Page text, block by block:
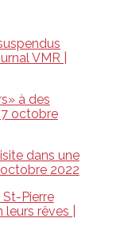
VMR |
à des
octobre
dans une
2022
Pierre
rêves |